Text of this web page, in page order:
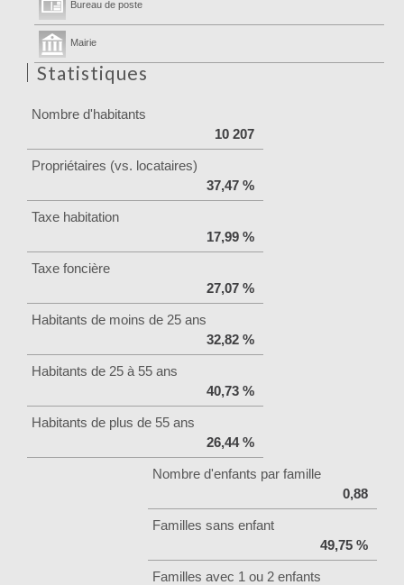
Bureau de poste
Mairie
Statistiques
Nombre d'habitants
10 207
Propriétaires (vs. locataires)
37,47 %
Taxe habitation
17,99 %
Taxe foncière
27,07 %
Habitants de moins de 25 ans
32,82 %
Habitants de 25 à 55 ans
40,73 %
Habitants de plus de 55 ans
26,44 %
Nombre d'enfants par famille
0,88
Familles sans enfant
49,75 %
Familles avec 1 ou 2 enfants